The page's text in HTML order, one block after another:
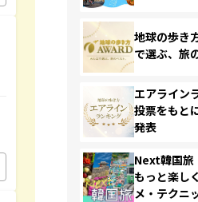
地球の歩き
で選ぶ、旅
エアライン
投票をもと
発表
Next韓国
もっと楽し
メ・テクニ